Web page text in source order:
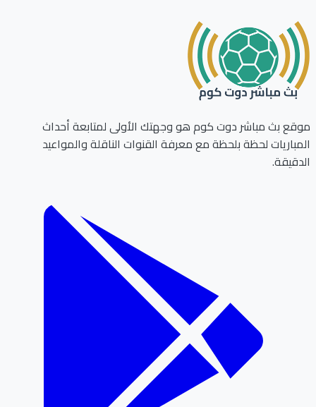
بث مباشر دوت كوم هو وجهتك الأولى لمتابعة أحداث
لحظة بلحظة مع معرفة القنوات الناقلة والمواعيد